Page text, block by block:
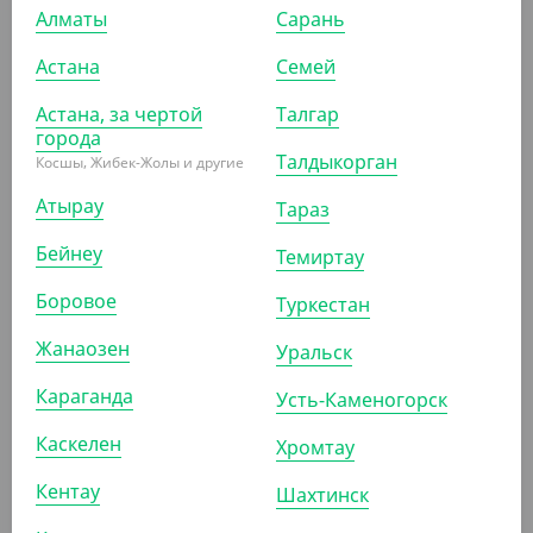
2 109.60
Чековая лента термо 57мм*17м (24шт/уп)
(79.11₸
Алматы
Астана
Астана, за чертой
города
Косшы, Жибек-Жолы и другие
Атырау
Бейнеу
Боровое
Жанаозен
Караганда
Каскелен
Кентау
Сарань
Семей
Талгар
Талдыкорган
Тараз
Темиртау
Туркестан
Уральск
Усть-Каменогорск
Хромтау
Шахтинск